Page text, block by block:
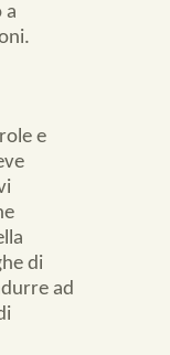
a
e
di
ad